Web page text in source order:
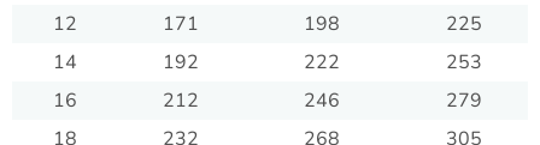
12
171 198
225
14
192 222
253
16
212 246
279
18
232 268 305